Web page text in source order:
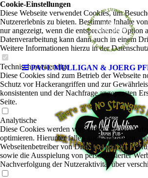
PAUL MULLIGAN & JOERG
Cookie-Einstellungen
Diese Webseite verwendet Cookies, um
Nutzererlebnis zu bieten. Bestimmte Inhalte
nur angezeigt, wenn die entsprechende Option
Datenverarbeitung kann dann auch in einem
Weitere Informationen hierzu in der
Technisch notwendige
Diese Cookies sind zum Betrieb der Webseite
Schutz vor Hackerangriffen und zur
konsistenten und der Nachfrage angepassten
Seite.
Analytische
Diese Cookies werden verwendet, um das
optimieren. Hierunter fallen auch Statistiken,
Webseitenbetreiber von Drittanbietern zur
sowie die Ausspielung von personalisierter
Nachverfolgung der Nutzeraktivität über